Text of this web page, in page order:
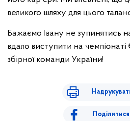
великого шляху для цього
Бажаємо Івану не зупинятись
вдало виступити на
збірної команди України!
Поділитися